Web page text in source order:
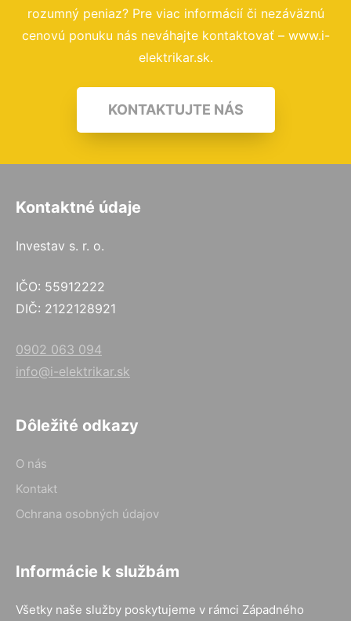
rozumný peniaz? Pre viac informácií či nezáväznú
cenovú ponuku nás neváhajte kontaktovať – www.i-
elektrikar.sk.
KONTAKTUJTE NÁS
Kontaktné údaje
Investav s. r. o.
IČO: 55912222
DIČ: 2122128921
0902 063 094
info@i-elektrikar.sk
Dôležité odkazy
O nás
Kontakt
Ochrana osobných údajov
Informácie k službám
Všetky naše služby poskytujeme v rámci Západného